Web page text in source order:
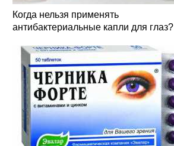
Когда нельзя применять
антибактериальные капли для глаз?